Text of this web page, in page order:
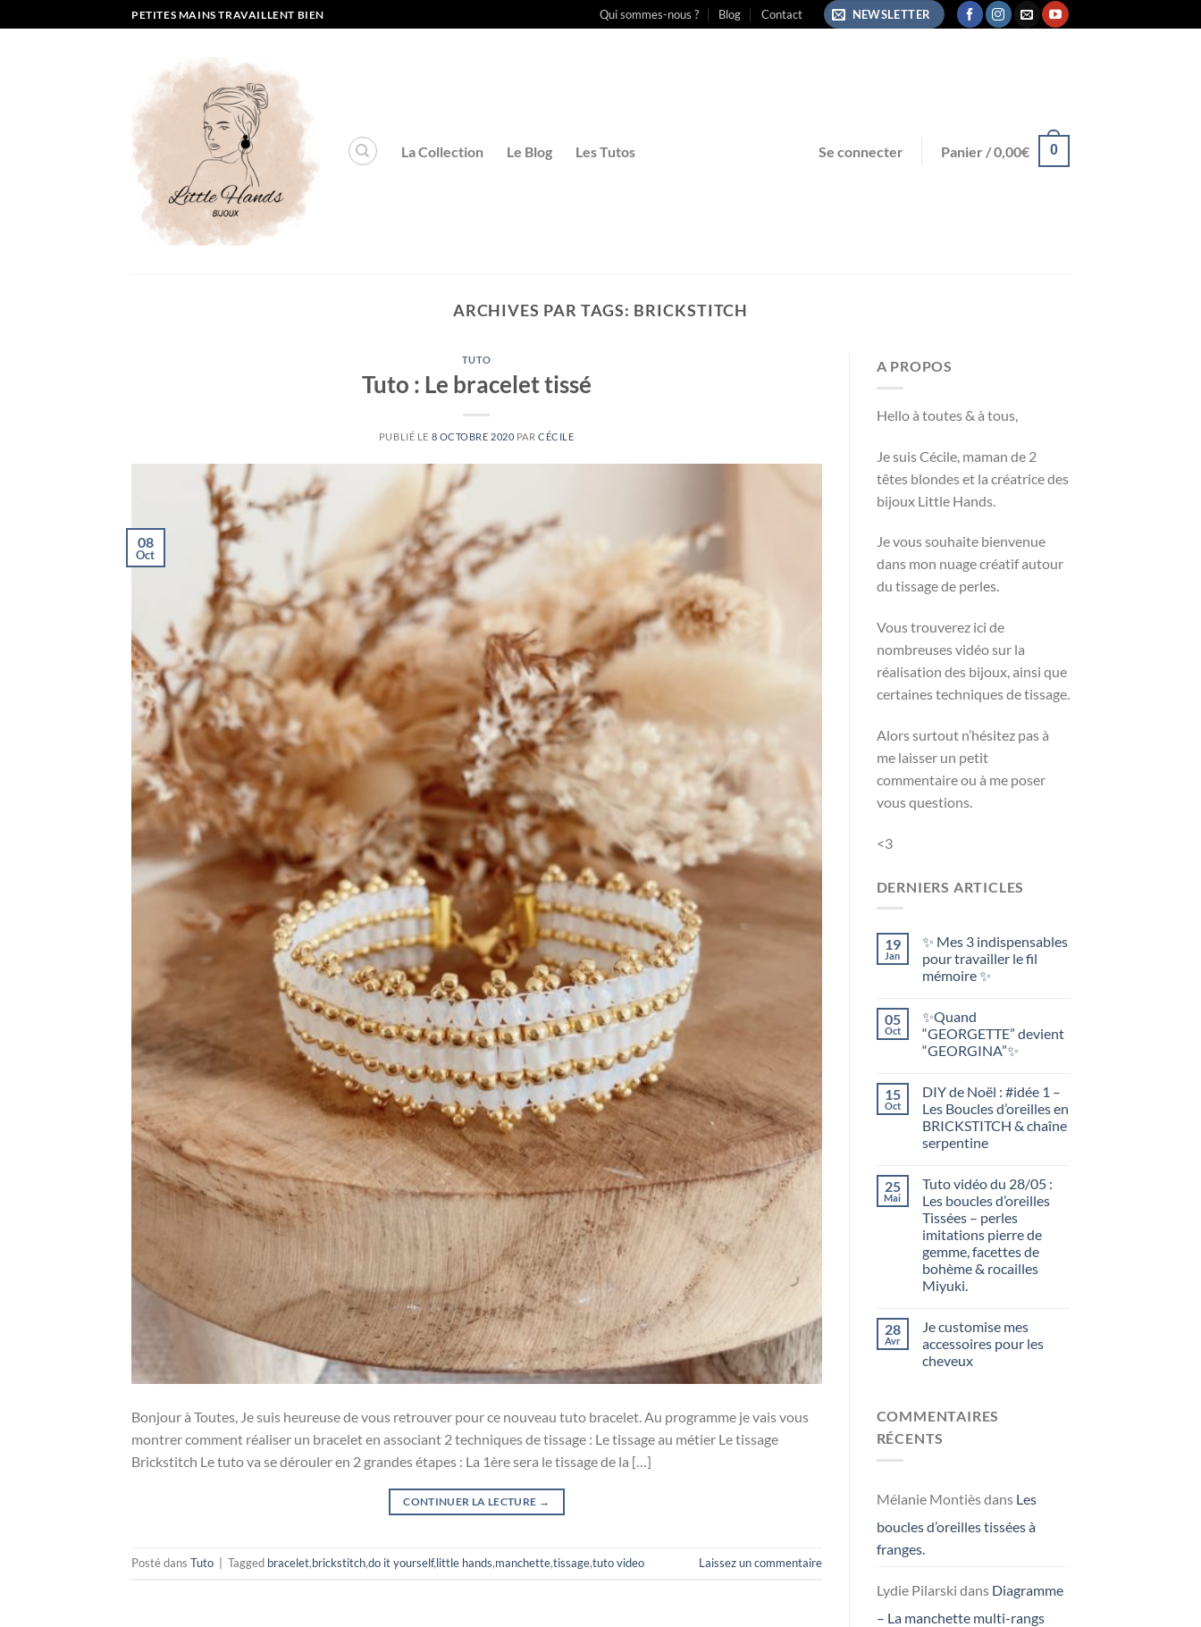
au
PETITES MAINS TRAVAILLENT BIEN Qui sommes-nous ? Blog Contact NEWSLETTER
La Collection Le Blog Les Tutos Se connecter Panier /0,00€ 0
ARCHIVES PAR TAGS: BRICKSTITCH
TUTO
Tuto : Le bracelet tissé
PUBLIÉ LE 8 OCTOBRE 2020 PARCÉCILE
08
Oct
Bonjour à Toutes, Je suis heureuse de vous retrouver pour ce nouveau tuto bracelet. Au programme je vais vous
montrer comment réaliser un bracelet en associant 2 techniques de tissage : Le tissage au métier Le tissage
Brickstitch Le tuto va se dérouler en 2 grandes étapes : La 1ère sera le tissage de la […]
CONTINUER LA LECTURE →
Posté dans Tuto Tagged bracelet,brickstitch,do it yourself,little hands,manchette,tissage,tuto video Laissez un commentaire
A PROPOS
Hello à toutes & à tous,
Je suis Cécile, maman de 2
têtes blondes et la créatrice des
bijoux Little Hands.
Je vous souhaite bienvenue
dans mon nuage créatif autour
du tissage de perles.
Vous trouverez ici de
nombreuses vidéo sur la
réalisation des bijoux, ainsi que
certaines techniques de tissage.
Alors surtout n’hésitez pas à
me laisser un petit
commentaire ou à me poser
vous questions.
<3
DERNIERS ARTICLES
19
Jan
✨ Mes 3 indispensables
pour travailler le fil
mémoire ✨
05
Oct
✨Quand
“GEORGETTE” devient
“GEORGINA”✨
15
Oct
DIY de Noël : #idée 1 –
Les Boucles d’oreilles en
BRICKSTITCH & chaîne
serpentine
25
Mai
Tuto vidéo du 28/05 :
Les boucles d’oreilles
Tissées – perles
imitations pierre de
gemme, facettes de
bohème & rocailles
Miyuki.
28
Avr
Je customise mes
accessoires pour les
cheveux
COMMENTAIRES
RÉCENTS
Mélanie Montièsdans Les
boucles d’oreilles tissées à
franges.
Lydie Pilarski dans Diagramme
– La manchette multi-rangs